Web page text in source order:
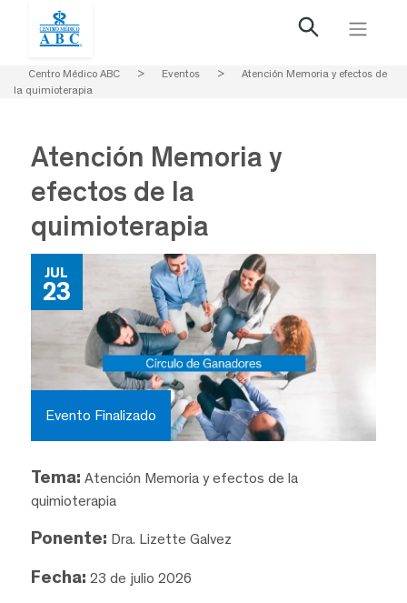
Centro Médico ABC > Eventos >
Atención Memoria y efectos de
la quimioterapia
Atención Memoria y
efectos de la
quimioterapia
JUL
23
Evento Finalizado
Tema: Atención Memoria y efectos de la
quimioterapia
Ponente: Dra. Lizette Galvez
Fecha: 23 de julio 2026